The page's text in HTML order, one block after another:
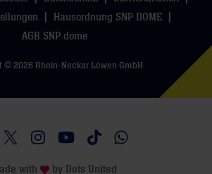
Hausordnung SNP DOME
AGB SNP dome
© 2026 Rhein-Neckar Löwen GmbH
uns auf Facebook
Besucht uns auf Twitter
Besucht uns auf Instagram
Besucht uns auf Youtube
Besucht uns auf
Besucht uns auf
with by Dots United